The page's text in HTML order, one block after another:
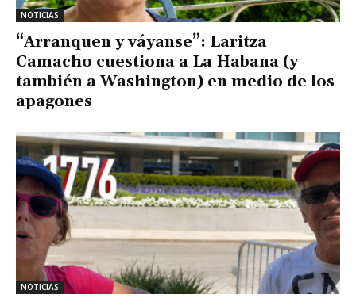
NOTICIAS
“Arranquen y váyanse”: Laritza
Camacho cuestiona a La Habana (y
también a Washington) en medio de los
apagones
NOTICIAS